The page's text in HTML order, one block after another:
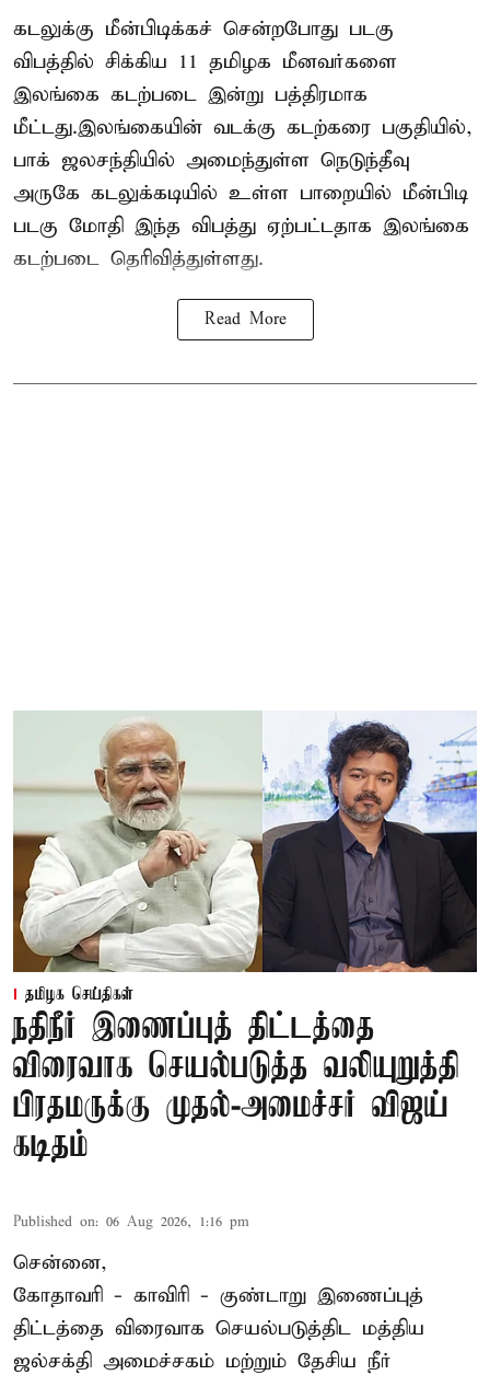
கடலுக்கு மீன்பிடிக்கச் சென்றபோது படகு
விபத்தில் சிக்கிய 11 தமிழக மீனவர்களை
இலங்கை கடற்படை இன்று பத்திரமாக
மீட்டது.இலங்கையின் வடக்கு கடற்கரை பகுதியில்,
பாக் ஜலசந்தியில் அமைந்துள்ள நெடுந்தீவு
அருகே கடலுக்கடியில் உள்ள பாறையில் மீன்பிடி
படகு மோதி இந்த விபத்து ஏற்பட்டதாக இலங்கை
கடற்படை தெரிவித்துள்ளது.
Read More
தமிழக செய்திகள்
நதிநீர் இணைப்புத் திட்டத்தை
விரைவாக செயல்படுத்த வலியுறுத்தி
பிரதமருக்கு முதல்-அமைச்சர் விஜய்
கடிதம்
Published on: 06 Aug 2026, 1:16 pm
சென்னை,
கோதாவரி - காவிரி - குண்டாறு இணைப்புத்
திட்டத்தை விரைவாக செயல்படுத்திட மத்திய
ஜல்சக்தி அமைச்சகம் மற்றும் தேசிய நீர்